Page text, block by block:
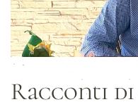
Racconti